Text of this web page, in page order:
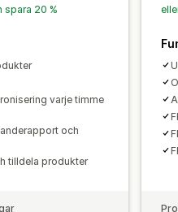
spara 20 %
varje timme
och
tilldela produkter